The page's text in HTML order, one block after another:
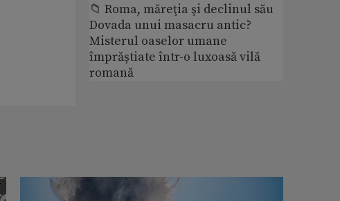
📁 Roma, măreţia şi declinul său
Dovada unui masacru antic?
Misterul oaselor umane
împrăștiate într-o luxoasă vilă
romană